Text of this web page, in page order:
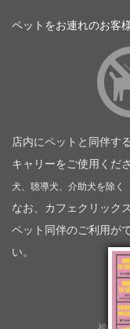
ペットをお連れのお客
店内にペットと同伴す
キャリーをご使用くだ
犬、聴導犬、介助犬を除く
なお、カフェクリック
ペット同伴のご利用が
い。